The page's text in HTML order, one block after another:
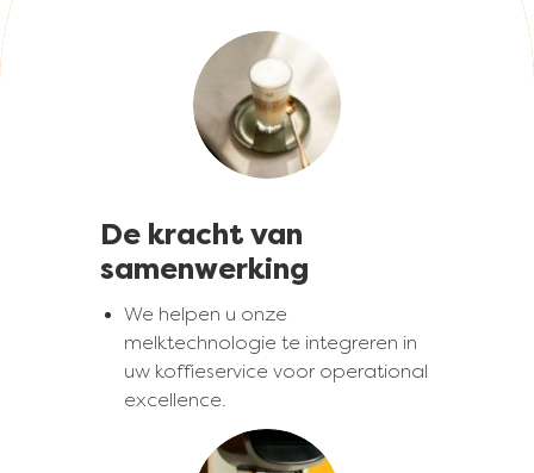
Afbeelding
De kracht van
samenwerking
We helpen u onze
melktechnologie te integreren in
uw koffieservice voor operational
excellence.
Afbeelding